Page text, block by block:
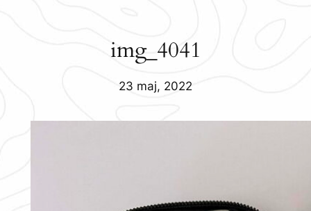
img_4041
23 maj, 2022